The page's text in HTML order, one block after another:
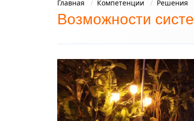
Главная Компетенции Решения
Возможности